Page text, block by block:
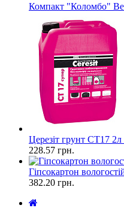
Компакт "Коломбо"
Церезіт грунт СТ17
228.57 грн.
Гіпсокартон
382.20 грн.